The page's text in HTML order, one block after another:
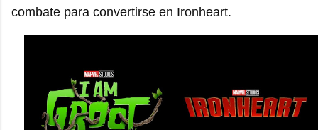
combate para convertirse en Ironheart.